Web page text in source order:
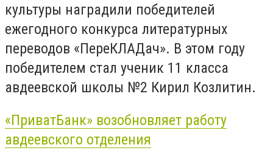
культуры наградили победителей
ежегодного конкурса литературных
переводов «ПереКЛАДач». В этом году
победителем стал ученик 11 класса
авдеевской школы №2 Кирил Козлитин.
«ПриватБанк» возобновляет работу
авдеевского отделения